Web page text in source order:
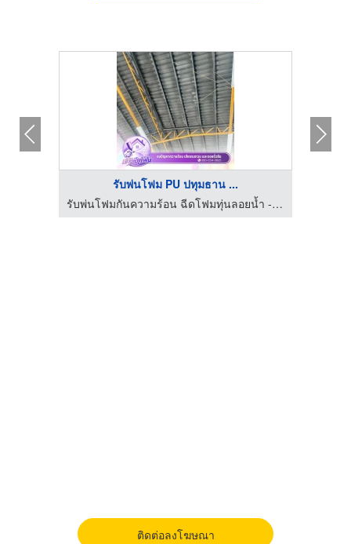
รับพ่นโฟม PU ปทุมธาน ...
รับพ่นโฟมกันความร้อน ฉีดโฟมทุ่นลอยน้ำ - เจ๊วิพียูโฟม
ติดต่อลงโฆษณา